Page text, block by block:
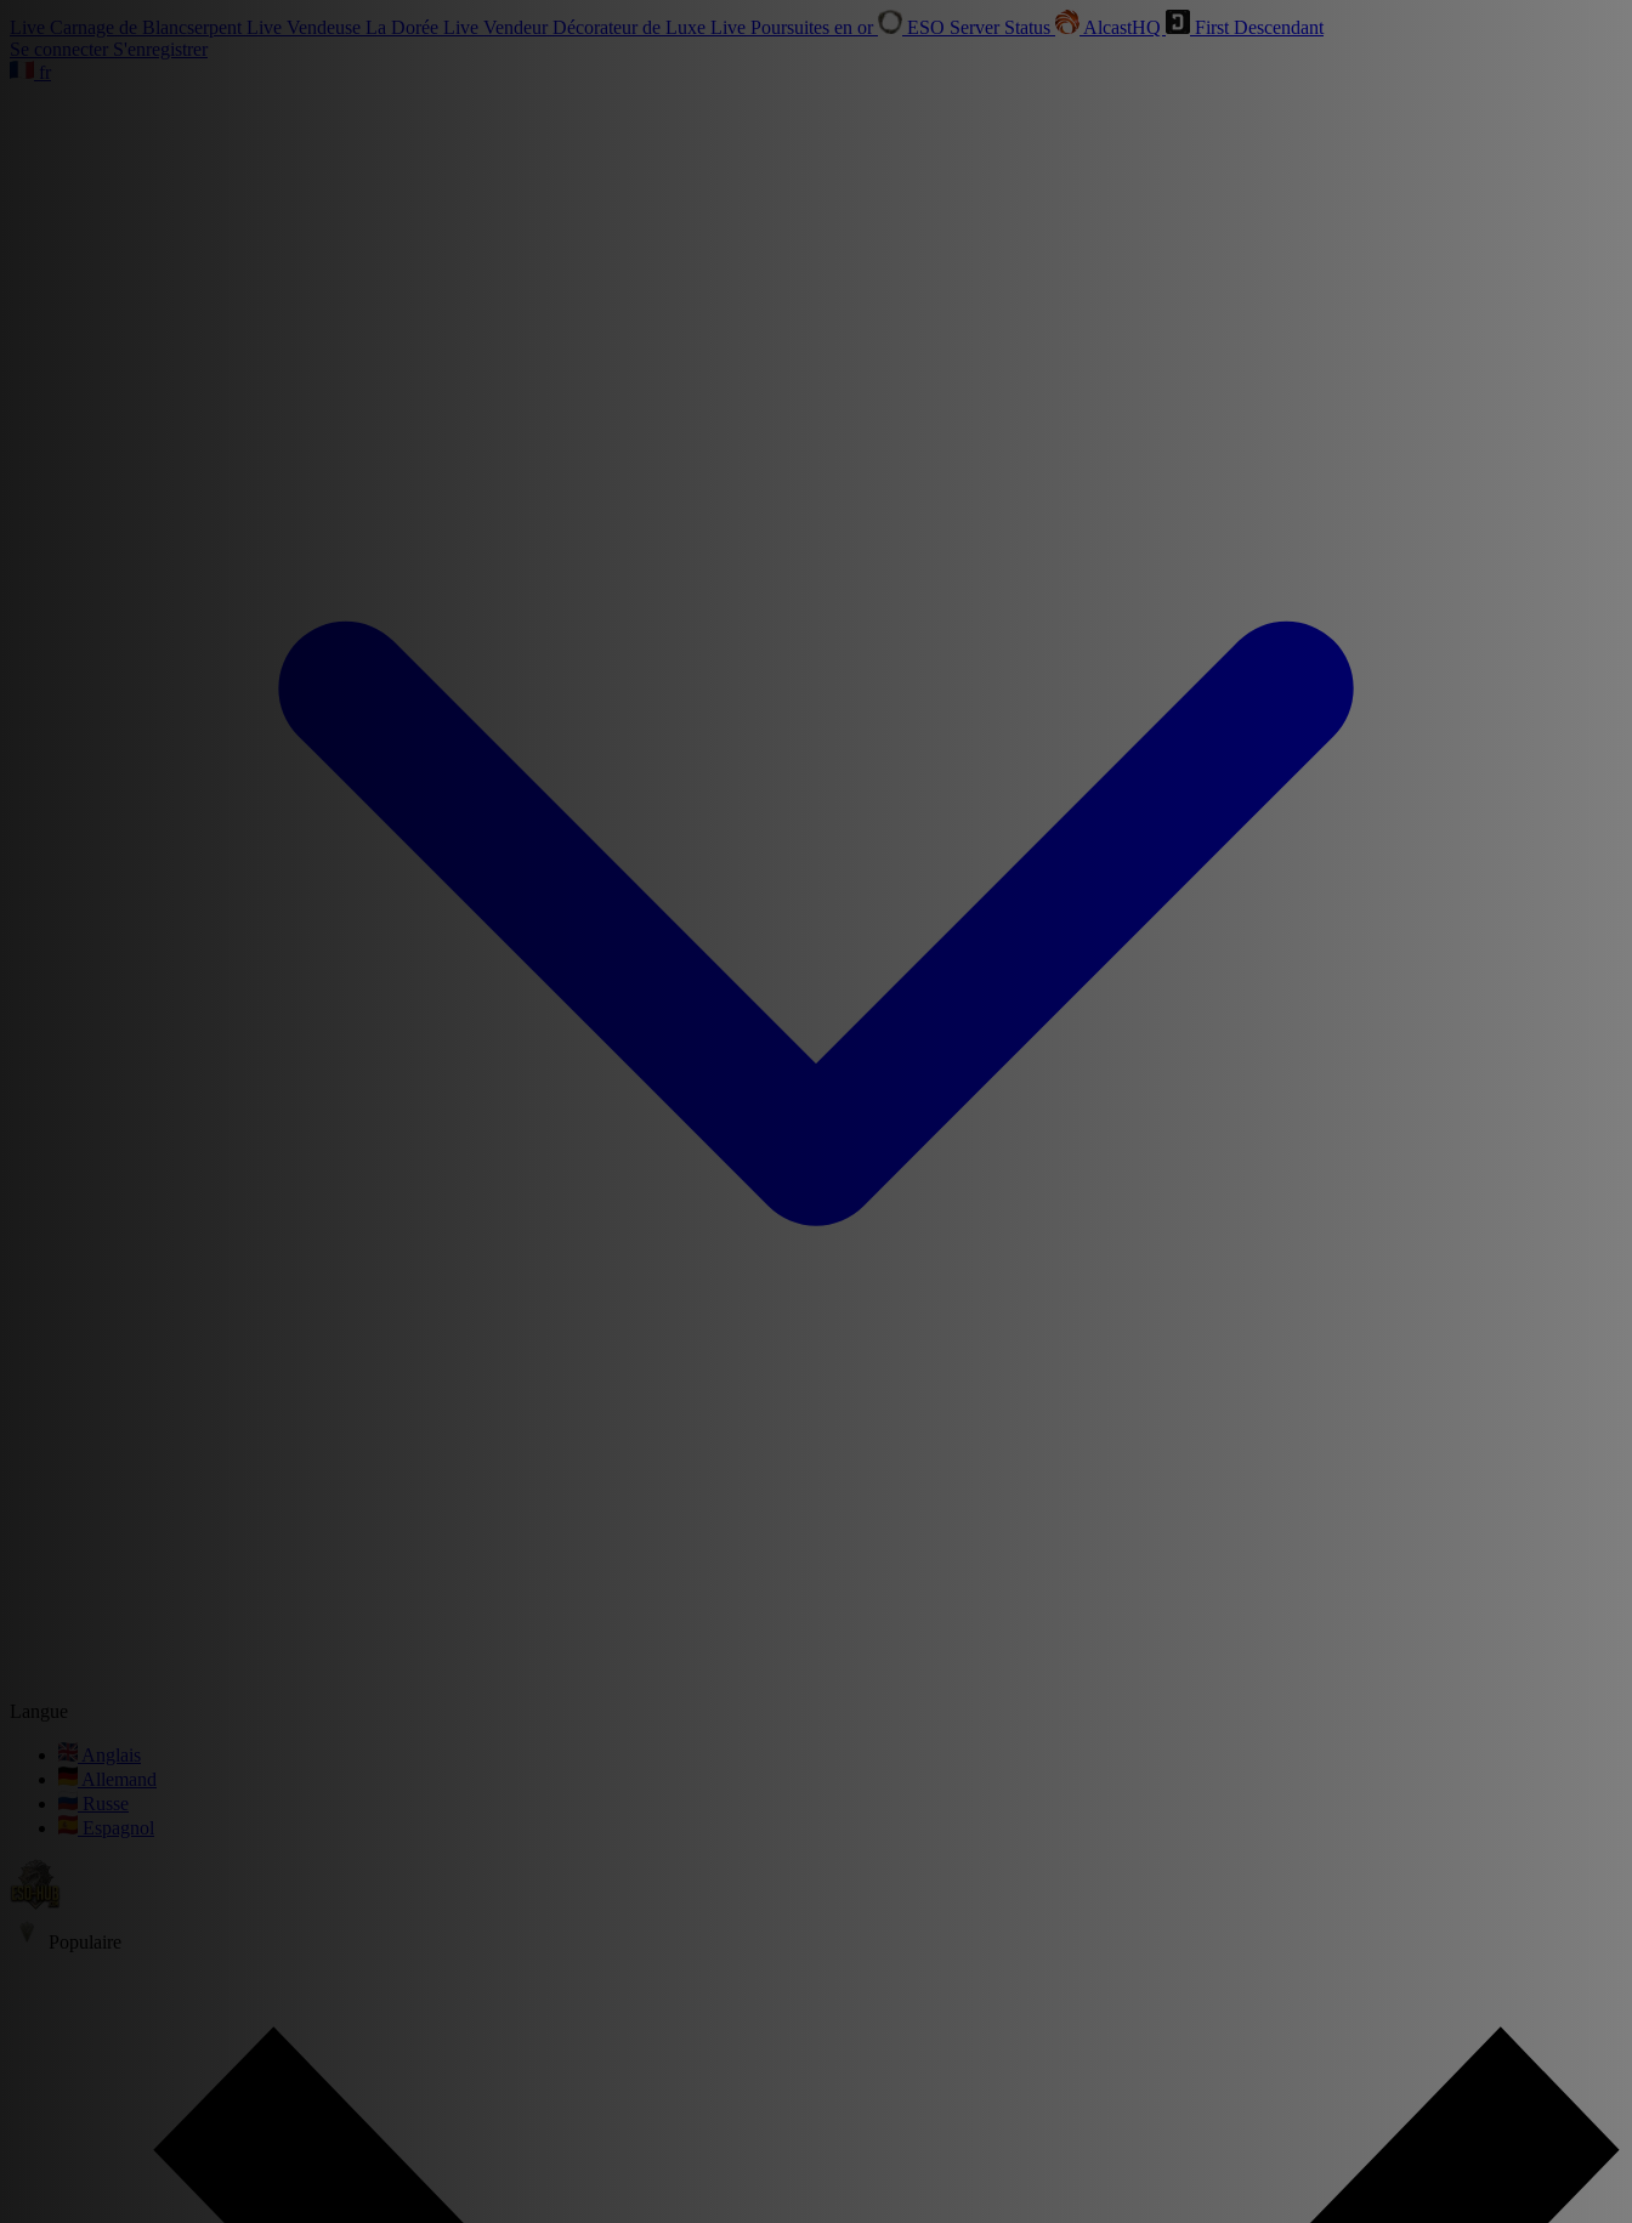
Live Carnage de Blancserpent Live Vendeuse La Dorée Live Vendeur Décorateur de Luxe Live Poursuites en or ESO Server Status AlcastHQ
First Descendant
Se connecter S'enregistrer
fr
Langue
Anglais
Allemand
Russe
Espagnol
Populaire